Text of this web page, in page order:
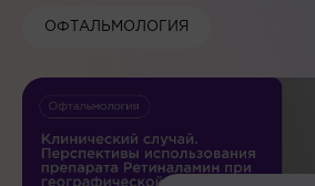
ОФТАЛЬМОЛОГИЯ